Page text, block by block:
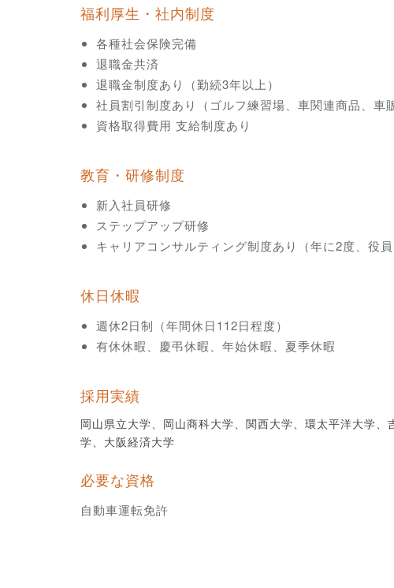
福利厚生・社内制度
各種社会保険完備
退職金共済
退職金制度あり（勤続3年以上）
社員割引制度あり（ゴルフ練習場、車関連商品、車
資格取得費用 支給制度あり
教育・研修制度
新入社員研修
ステップアップ研修
キャリアコンサルティング制度あり（年に2度、役員
休日休暇
週休2日制（年間休日112日程度）
有休休暇、慶弔休暇、年始休暇、夏季休暇
採用実績
岡山県立大学、岡山商科大学、関西大学、環太平洋大学
学、大阪経済大学
必要な資格
自動車運転免許